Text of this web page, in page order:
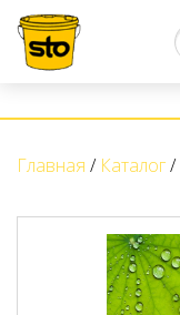
Главная Каталог